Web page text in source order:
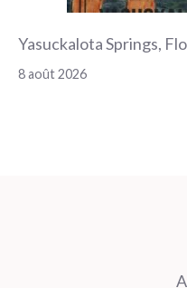
Yasuckalota Springs,
8 août 2026